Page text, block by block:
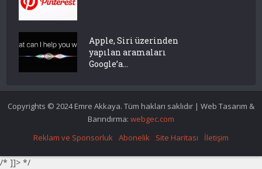
Apple, Siri üzerinden
yapılan aramaları
Google’a...
Copyrights © 2024 Emre Akkaya. Tüm hakları saklıdır | Web Tasarım &
Barındırma: webgec.com
Reklam ve Sponsorluk Abonelik Site Haritası İletişim
/* ]]> */